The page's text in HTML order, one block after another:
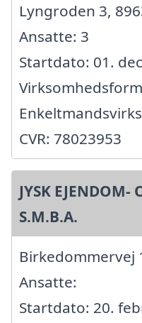
Lyngroden 3,
Ansatte: 3
Startdato: 01.
CVR: 78023953
JYSK EJENDOM-
S.M.B.A.
Birkedommervej
Ansatte:
Startdato: 20.